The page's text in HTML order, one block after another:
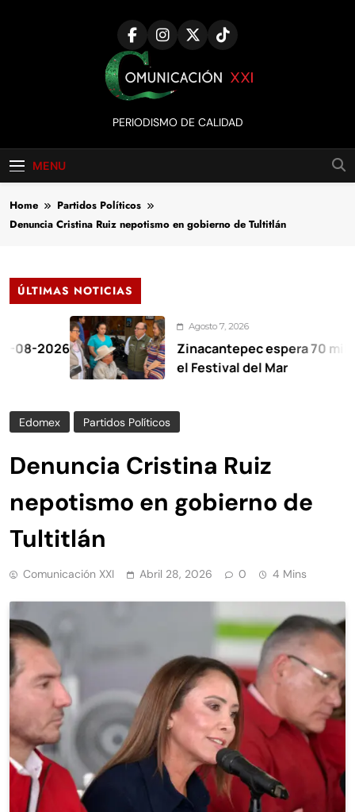
Comunicación
XXI
PERIODISMO DE CALIDAD
MENU
Home
Partidos Políticos
Denuncia Cristina Ruiz nepotismo en gobierno de Tultitlán
ÚLTIMAS NOTICIAS
Agosto 7, 2026
Zinacantepec espera 70 mil
el Festival del Mar
Edomex Partidos Políticos
Denuncia Cristina Ruiz
nepotismo en gobierno de
Tultitlán
Comunicación XXI Abril 28, 2026 0 4 Mins